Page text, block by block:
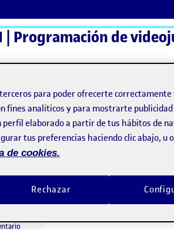
Pirate Duel – Un juego de insultos (inspirado en Monkey Island)
en Pirate Duel – Un juego de insultos (inspirado
para poder ofrecerte correctamente
fines analíticos y para mostrarte publicidad
perfil elaborado a partir de tus hábitos de
tus preferencias haciendo clic abajo, u
de cookies.
Rechazar